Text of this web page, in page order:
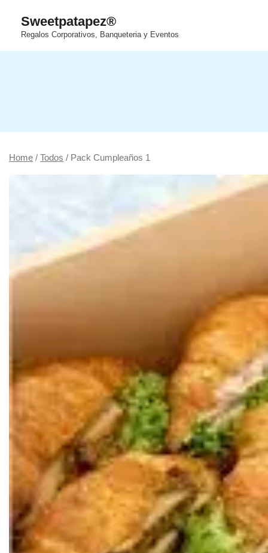
contenido
Sweetpatapez®
Regalos Corporativos, Banqueteria y Eventos
Home / Todos / Pack Cumpleaños 1